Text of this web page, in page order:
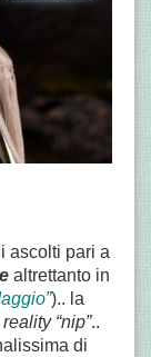
ascolti pari a
altrettanto in
).. la
reality “nip”..
di